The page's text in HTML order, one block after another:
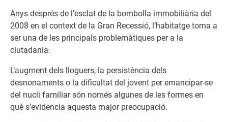
Anys després de l’esclat de la bombolla immobiliària del
2008 en el context de la Gran Recessió, l’habitatge torna a
ser una de les principals problemàtiques per a la
ciutadania.
L’augment dels lloguers, la persistència dels
desnonaments o la dificultat del jovent per emancipar-se
del nucli familiar són només algunes de les formes en
què s’evidencia aquesta major preocupació.